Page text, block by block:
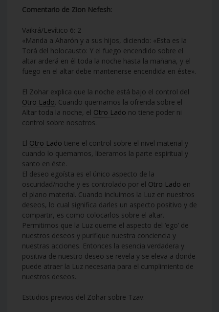
Comentario de Zion Nefesh:
Vaikrá/Levítico 6: 2
«Manda a Aharón y a sus hijos, diciendo: «Esta es la
Torá del holocausto: Y el fuego encendido sobre el
altar arderá en él toda la noche hasta la mañana, y el
fuego en el altar debe mantenerse encendida en éste».
El Zohar explica que la noche está bajo el control del
Otro Lado. Cuando quemamos la ofrenda sobre el
Altar toda la noche, el Otro Lado no tiene poder ni
control sobre nosotros.
El Otro Lado tiene el control sobre el nivel material y
cuando lo quemamos, liberamos la parte espiritual y
santo en éste.
El deseo egoísta es el único aspecto de la
oscuridad/noche y es controlado por el Otro Lado en
el plano material. Cuando incluimos la Luz en nuestros
deseos, lo cual significa darles un aspecto positivo y de
compartir, es como colocarlos sobre el altar.
Permitimos que la Luz queme el aspecto del ‘ego’ de
nuestros deseos y purifique nuestra conciencia y
nuestras acciones. Entonces la esencia verdadera y
positiva de nuestro deseo se revela y se eleva a donde
puede atraer la Luz necesaria para el cumplimiento de
nuestros deseos.
Estudios previos del Zohar sobre Tzav: